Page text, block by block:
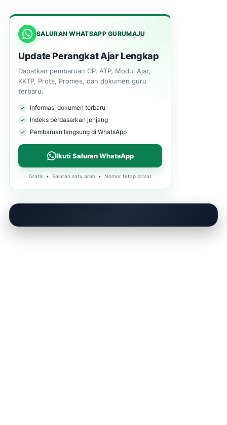
SALURAN WHATSAPP GURUMAJU
Update Perangkat Ajar Lengkap
Dapatkan pembaruan CP, ATP, Modul Ajar,
KKTP, Prota, Promes, dan dokumen guru
terbaru.
Informasi dokumen terbaru
Indeks berdasarkan jenjang
Pembaruan langsung di WhatsApp
Ikuti Saluran WhatsApp
Gratis • Saluran satu arah • Nomor tetap privat